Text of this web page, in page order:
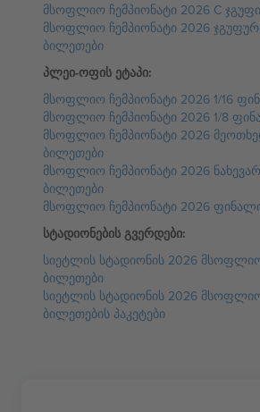
მსოფლიო ჩემპიონატი 2026 C
მსოფლიო ჩემპიონატი 2026
ბილეთები
პლეი-ოფის ეტაპი:
მსოფლიო ჩემპიონატი 2026 1/16
მსოფლიო ჩემპიონატი 2026 1/8
მსოფლიო ჩემპიონატი 2026
ბილეთები
მსოფლიო ჩემპიონატი 2026
ბილეთები
მსოფლიო ჩემპიონატი 2026
სტადიონების გვერდები:
სიეტლის სტადიონის 2026
ბილეთები
სიეტლის სტადიონის 2026
ბილეთების პაკეტები